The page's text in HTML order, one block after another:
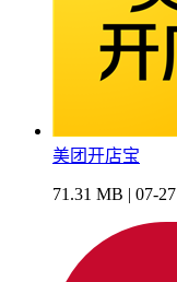
美团开店宝
71.31 MB | 07-27